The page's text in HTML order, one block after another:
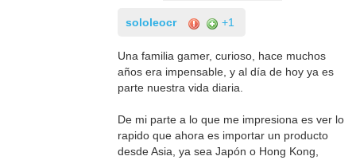
sololeocr +1
Una familia gamer, curioso, hace muchos
años era impensable, y al día de hoy ya es
parte nuestra vida diaria.
De mi parte a lo que me impresiona es ver lo
rapido que ahora es importar un producto
desde Asia, ya sea Japón o Hong Kong,